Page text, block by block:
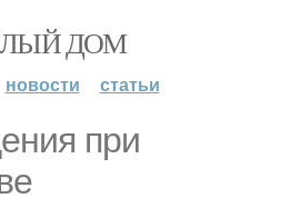
ДОМ
новости статьи
при